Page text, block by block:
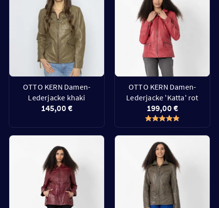
OTTO KERN Damen-
Lederjacke khaki
145,00 €
OTTO KERN Damen-
Lederjacke 'Katta' rot
199,00 €